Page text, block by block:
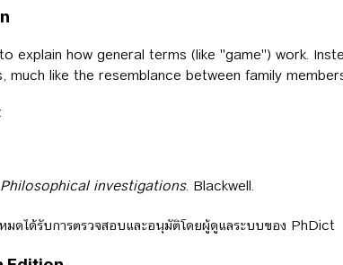
to explain how general terms (like "game") work.
much like the resemblance between family
Philosophical investigations. Blackwell.
ดได้รับการตรวจสอบและอนุมัติโดยผู้ดูแลระบบของ PhDict